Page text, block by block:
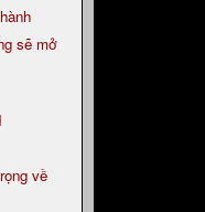
sẽ mở
về